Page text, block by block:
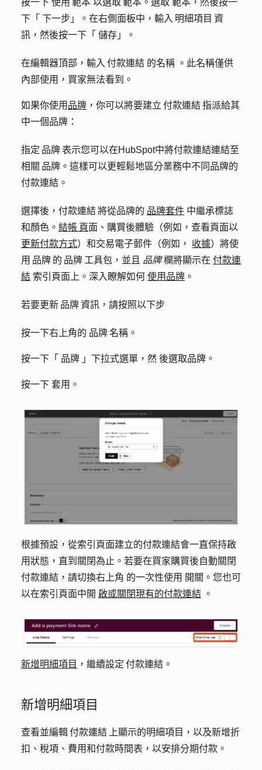
下「 下一步 」。在右側面板中，輸入 明細項目 資
訊，然後按一下「 儲存 」。
在編輯器頂部，輸入 付款連結 的名稱 。此名稱僅供
內部使用，買家無法看到。
如果你使用 品牌 ，你可以將要建立 付款連結 指派給其
中一個品牌：
指定 品牌 表示您可以在HubSpot中將付款連結連結至
相關 品牌。這樣可以更輕鬆地區分業務中不同品牌的
付款連結。
選擇後，付款連結 將從品牌的 品牌套件 中繼承標誌
和顏色。 結帳 頁面、購買後體驗（例如，查看頁面以
更新付款方式）和交易電子郵件（例如， 收據）將使
用 品牌 的 品牌 工具包，並且 品牌欄將顯示在 付款連
結 索引頁面上。深入瞭解如何 使用品牌 。
若要更新 品牌 資訊，請按照以下步
按一下右上角的 品牌 名稱 。
按一下「 品牌 」下拉式選單，然 後選取品牌。
按一下 套用 。
根據預設，從索引頁面建立的付款連結會一直保持啟
用狀態，直到關閉為止。若要在買家購買後自動關閉
付款連結，請切換右上角 的一次性使用 開關。您也可
以在索引頁面中開 啟或關閉現有的付款連結 。
新增明細項目 ，繼續設定 付款連結。
新增明細項目
查看並編輯 付款連結 上顯示的明細項目，以及新增折
扣、稅項、費用和付款時間表，以安排分期付款。